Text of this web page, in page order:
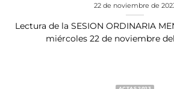
22 de noviembre de
Lectura de la SESION ORDINARIA
miércoles 22 de noviembre del